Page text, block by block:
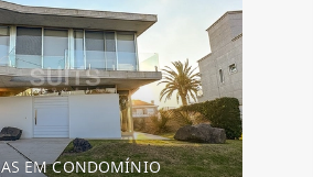
EM CONDOMÍNIO